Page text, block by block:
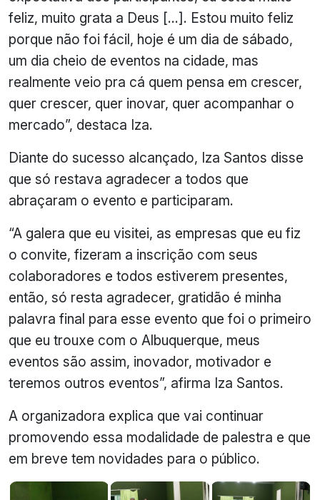
feliz, muito grata a Deus […]. Estou muito feliz
porque não foi fácil, hoje é um dia de sábado,
um dia cheio de eventos na cidade, mas
realmente veio pra cá quem pensa em crescer,
quer crescer, quer inovar, quer acompanhar o
mercado”, destaca Iza.
Diante do sucesso alcançado, Iza Santos disse
que só restava agradecer a todos que
abraçaram o evento e participaram.
“A galera que eu visitei, as empresas que eu fiz
o convite, fizeram a inscrição com seus
colaboradores e todos estiverem presentes,
então, só resta agradecer, gratidão é minha
palavra final para esse evento que foi o primeiro
que eu trouxe com o Albuquerque, meus
eventos são assim, inovador, motivador e
teremos outros eventos”, afirma Iza Santos.
A organizadora explica que vai continuar
promovendo essa modalidade de palestra e que
em breve tem novidades para o público.